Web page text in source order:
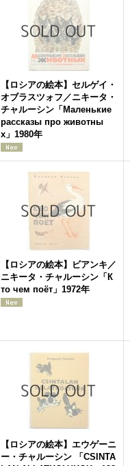
【ロシアの絵本】セルゲイ・
オブラスツォフ／ニキータ・
チャルーシン「Маленькие
рассказы про животны
х」1980年
【ロシアの絵本】ビアンキ／
ニキータ・チャルーシン「К
то чем поёт」1972年
【ロシアの絵本】エウゲーニ
ー・チャルーシン 「CSINTA